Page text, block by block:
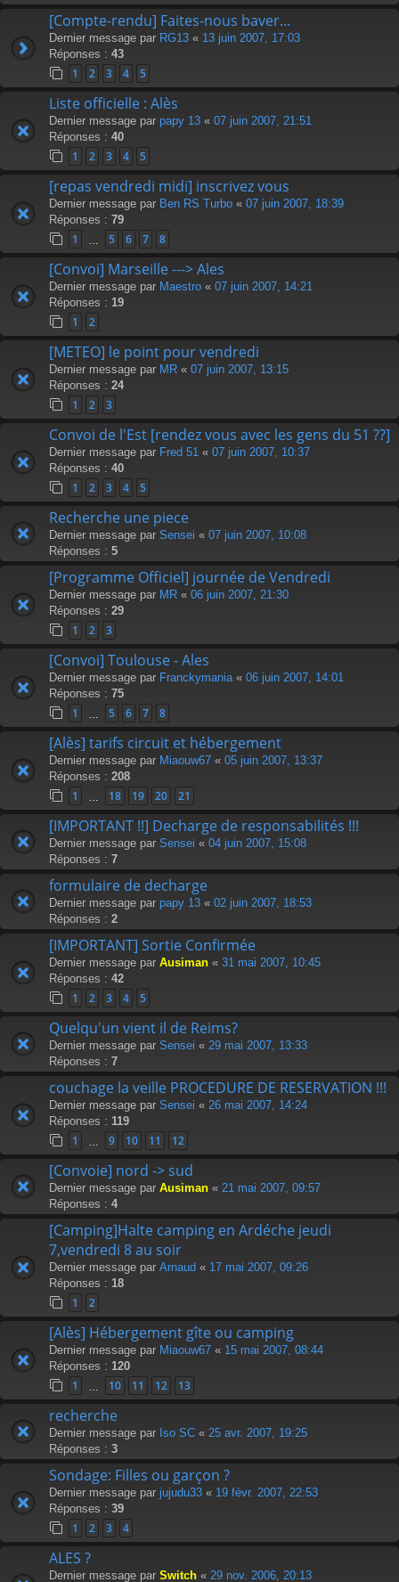
[Compte-rendu] Faites-nous baver...
Dernier message par RG13 « 13 juin 2007, 17:03
Réponses : 43
1 2 3 4 5
Liste officielle : Alès
Dernier message par papy 13 « 07 juin 2007, 21:51
Réponses : 40
1 2 3 4 5
[repas vendredi midi] inscrivez vous
Dernier message par Ben RS Turbo « 07 juin 2007, 18:39
Réponses : 79
1 5 6 7 8
[Convoi] Marseille ---> Ales
Dernier message par Maestro « 07 juin 2007, 14:21
Réponses : 19
1 2
[METEO] le point pour vendredi
Dernier message par MR « 07 juin 2007, 13:15
Réponses : 24
1 2 3
Convoi de l'Est [rendez vous avec les gens du 51 ??]
Dernier message par Fred 51 « 07 juin 2007, 10:37
Réponses : 40
1 2 3 4 5
Recherche une piece
Dernier message par Sensei « 07 juin 2007, 10:08
Réponses : 5
[Programme Officiel] journée de Vendredi
Dernier message par MR « 06 juin 2007, 21:30
Réponses : 29
1 2 3
[Convoi] Toulouse - Ales
Dernier message par Franckymania « 06 juin 2007, 14:01
Réponses : 75
1 5 6 7 8
[Alès] tarifs circuit et hébergement
Dernier message par Miaouw67 « 05 juin 2007, 13:37
Réponses : 208
1 18 19 20 21
[IMPORTANT !!] Decharge de responsabilités !!!
Dernier message par Sensei « 04 juin 2007, 15:08
Réponses : 7
formulaire de decharge
Dernier message par papy 13 « 02 juin 2007, 18:53
Réponses : 2
[IMPORTANT] Sortie Confirmée
Dernier message par Ausiman « 31 mai 2007, 10:45
Réponses : 42
1 2 3 4 5
Quelqu'un vient il de Reims?
Dernier message par Sensei « 29 mai 2007, 13:33
Réponses : 7
couchage la veille PROCEDURE DE RESERVATION !!!
Dernier message par Sensei « 26 mai 2007, 14:24
Réponses : 119
1 9 10 11 12
[Convoie] nord -> sud
Dernier message par Ausiman « 21 mai 2007, 09:57
Réponses : 4
[Camping]Halte camping en Ardéche jeudi
7,vendredi 8 au soir
Dernier message par Arnaud « 17 mai 2007, 09:26
Réponses : 18
1 2
[Alès] Hébergement gîte ou camping
Dernier message par Miaouw67 « 15 mai 2007, 08:44
Réponses : 120
1 10 11 12 13
recherche
Dernier message par Iso SC « 25 avr. 2007, 19:25
Réponses : 3
Sondage: Filles ou garçon ?
Dernier message par jujudu33 « 19 févr. 2007, 22:53
Réponses : 39
1 2 3 4
ALES ?
Dernier message par Switch « 29 nov. 2006, 20:13